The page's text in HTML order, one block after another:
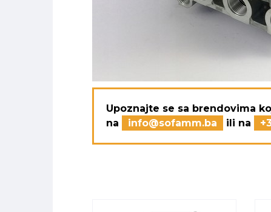
Upoznajte se sa brendovima
na
info@sofamm.ba ili na